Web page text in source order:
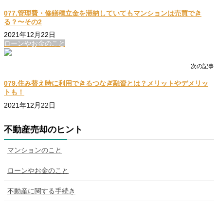
077.管理費・修繕積立金を滞納していてもマンションは売買でき
る？〜その2
2021年12月22日
ローンやお金のこと
次の記事
079.住み替え時に利用できるつなぎ融資とは？メリットやデメリッ
トも！
2021年12月22日
不動産売却のヒント
マンションのこと
ローンやお金のこと
不動産に関する手続き